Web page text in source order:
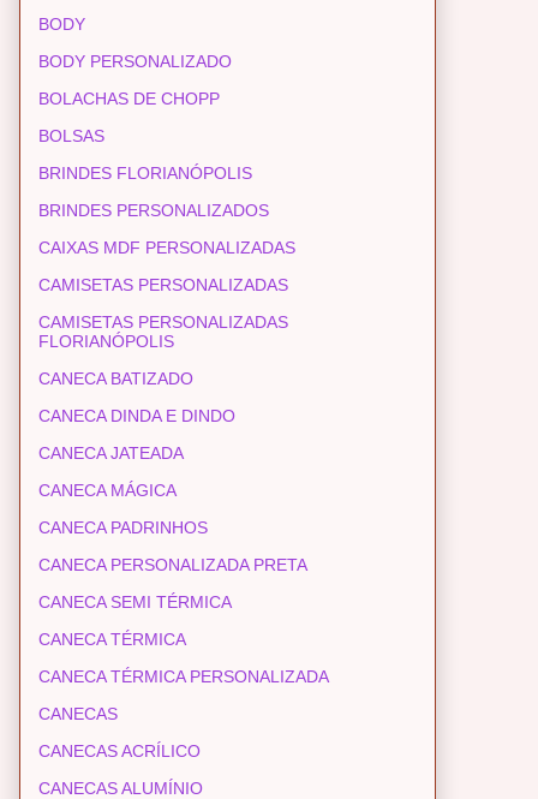
BODY
BODY PERSONALIZADO
BOLACHAS DE CHOPP
BOLSAS
BRINDES FLORIANÓPOLIS
BRINDES PERSONALIZADOS
CAIXAS MDF PERSONALIZADAS
CAMISETAS PERSONALIZADAS
CAMISETAS PERSONALIZADAS
FLORIANÓPOLIS
CANECA BATIZADO
CANECA DINDA E DINDO
CANECA JATEADA
CANECA MÁGICA
CANECA PADRINHOS
CANECA PERSONALIZADA PRETA
CANECA SEMI TÉRMICA
CANECA TÉRMICA
CANECA TÉRMICA PERSONALIZADA
CANECAS
CANECAS ACRÍLICO
CANECAS ALUMÍNIO